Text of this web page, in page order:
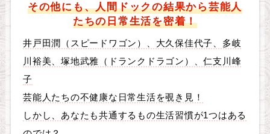
その他にも、人間ドックの結果から芸能人
たちの日常生活を密着！
井戸田潤（スピードワゴン）、大久保佳代子、多岐
川裕美、塚地武雅（ドランクドラゴン）、仁支川峰
子
芸能人たちの不健康な日常生活を覗き見！
しかし、あなたも共通するもの生活習慣が1つはある